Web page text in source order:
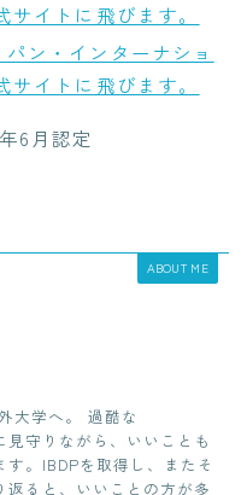
イトに飛びます。
ン・インターナショ
イトに飛びます。
6月認定
ABOUT ME
大学へ。 過酷な
見守りながら、いいことも
。IBDPを取得し、またそ
ると、いいことの方が多